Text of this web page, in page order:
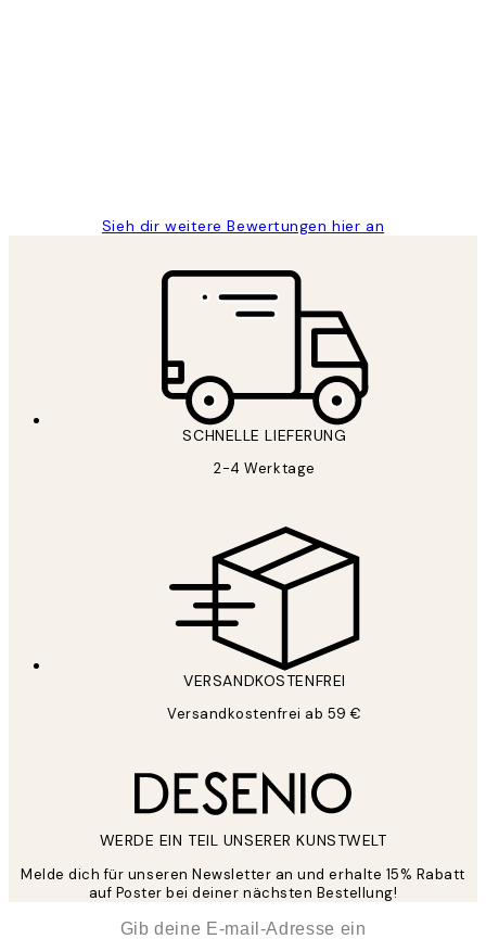
Sieh dir weitere Bewertungen hier an
SCHNELLE LIEFERUNG
2-4 Werktage
VERSANDKOSTENFREI
Versandkostenfrei ab 59 €
WERDE EIN TEIL UNSERER KUNSTWELT
Melde dich für unseren Newsletter an und erhalte 15% Rabatt
auf Poster bei deiner nächsten Bestellung!